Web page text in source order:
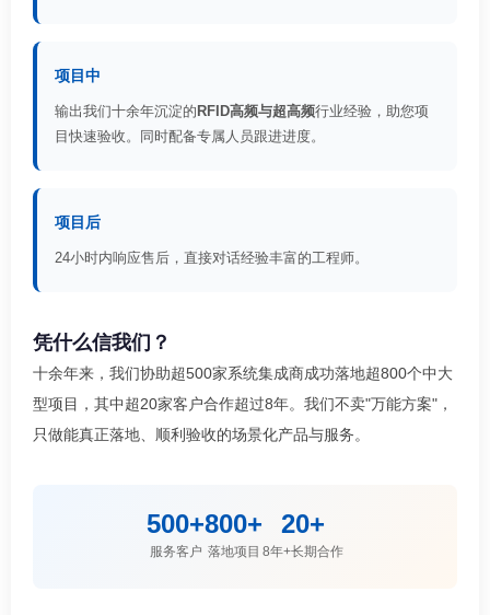
项目中
输出我们十余年沉淀的 RFID高频与超高频行业经验，助您项
目快速验收。同时配备专属人员跟进进度。
项目后
24小时内响应售后，直接对话经验丰富的工程师。
凭什么信我们？
十余年来，我们协助超500家系统集成商成功落地超800个中大
型项目，其中超20家客户合作超过8年。我们不卖"万能方案"，
只做能真正落地、顺利验收的场景化产品与服务。
500+
服务客户
800+
落地项目
20+
8年+长期合作